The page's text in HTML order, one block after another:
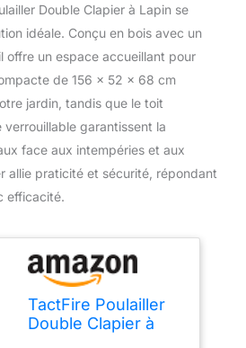
Double Clapier à Lapin se
idéale. Conçu en bois avec un
offre un espace accueillant pour
de 156 x 52 x 68 cm
jardin, tandis que le toit
garantissent la
face aux intempéries et aux
allie praticité et sécurité, répondant
efficacité.
TactFire Poulailler
Double Clapier à